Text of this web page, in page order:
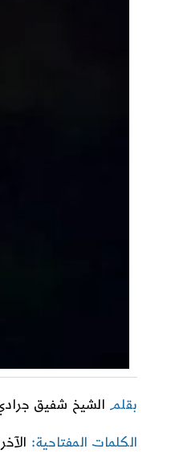
بقلم الشيخ شفيق
الكلمات المفتاحية: